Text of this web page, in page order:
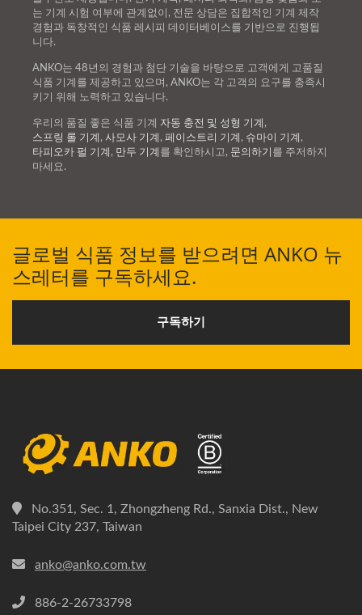
는 기계 시험 여부에 관계없이, 전문 상담은 집합적인 기계 제작
경험과 독창적인 식품 레시피 데이터베이스를 기반으로 진행됩
니다.
ANKO는 48년의 경험과 첨단 기술을 바탕으로 고객에게 고품질
식품 기계를 제공하고 있으며, ANKO는 각 고객의 요구를 충족시
키기 위해 노력하고 있습니다.
우리의 품질 좋은 식품 기계 자동 충전 및 성형 기계 ,
스프링 롤 기계 , 사모사 기계 , 페이스트리 기계 , 슈마이 기계 ,
타피오카 펄 기계 , 만두 기계 를 확인하시고, 문의하기 를 주저하지
마세요.
글로벌 식품 정보를 받으려면 ANKO 뉴
스레터를 구독하세요.
구독하기
No.351, Sec. 1, Zhongzheng Rd., Sanxia Dist., New
Taipei City 237, Taiwan
anko@anko.com.tw
886-2-26733798